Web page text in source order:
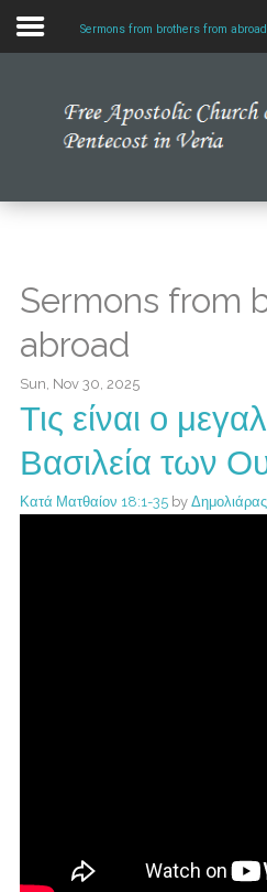
Home
Sermons from brothers from abroad
Sermons from
abroad
Sun, Nov 30, 2025
Τις είναι ο
Βασιλεία των
Κατά Ματθαίον 18:1-35by